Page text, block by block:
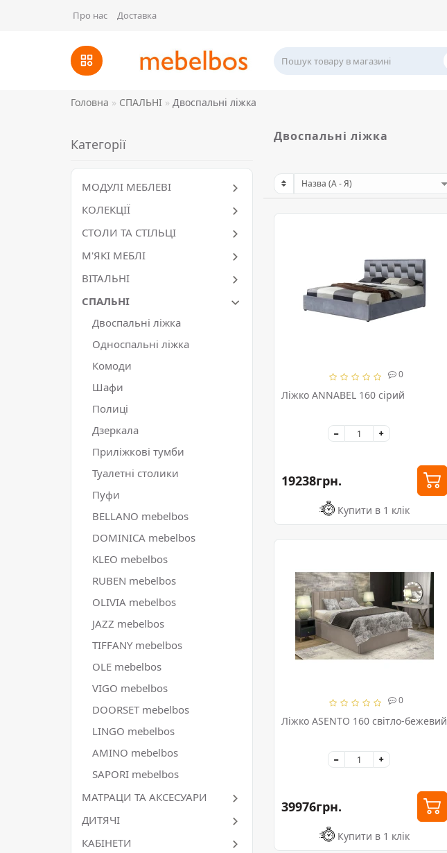
Про нас Доставка
Головна СПАЛЬНІ Двоспальні ліжка
Категорії
МОДУЛІ МЕБЛЕВІ
КОЛЕКЦІЇ
СТОЛИ ТА СТІЛЬЦІ
М'ЯКІ МЕБЛІ
ВІТАЛЬНІ
СПАЛЬНІ
Двоспальні ліжка
Односпальні ліжка
Комоди
Шафи
Полиці
Дзеркала
Приліжкові тумби
Туалетні столики
Пуфи
BELLANO mebelbos
DOMINICA mebelbos
KLEO mebelbos
RUBEN mebelbos
OLIVIA mebelbos
JAZZ mebelbos
TIFFANY mebelbos
OLE mebelbos
VIGO mebelbos
DOORSET mebelbos
LINGO mebelbos
AMINO mebelbos
SAPORI mebelbos
МАТРАЦИ ТА АКСЕСУАРИ
ДИТЯЧІ
КАБІНЕТИ
Двоспальні ліжка
0
Ліжко ANNABEL 160 сірий
19238грн.
Купити в 1 клік
0
Ліжко ASENTO 160 світло-бежевий
39976грн.
Купити в 1 клік